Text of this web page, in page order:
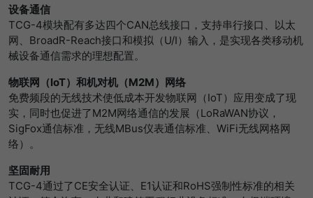
设备通信
TCG-4模块配有多达四个CAN总线接口，支持串行接口、以太
网、BroadR-Reach接口和模拟（U/I）输入，是实现各类移动机
械设备通信需求的理想配置。
物联网 （IoT） 和机对机（M2M） 网络
免费频段的无线技术使低成本开发物联网（IoT）应用变成了现
实，同时也促进了M2M网络通信的发展（LoRaWAN协议，
SigFox通信标准，无线MBus仪表通信标准、WiFi无线网格网
络）。
坚固耐用
TCG-4通过了CE安全认证、E1认证和RoHS强制性标准的相关
名字 _pk_id
寿命 1 Jahr und 1 Monat
目的
Matomo setzt dieses Cookie, um eine
名字 _pk_ses
名字
提供者 LinkedIn
目的
Browser-ID-Cookie zur eindeutigen
Identifizierung von Geräten, die auf
LinkedIn-Dienste zugreifen.